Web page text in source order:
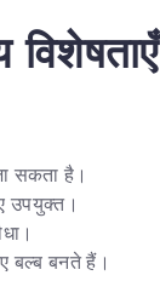
सकता है।
उपयुक्त।
बल्ब बनते हैं।